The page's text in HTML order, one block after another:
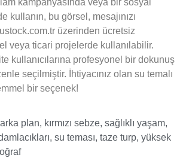
kullanın, bu görsel, mesajınızı
üzerinden ücretsiz
veya ticari projelerde kullanılabilir.
kullanıcılarına profesyonel bir dokunuş
seçilmiştir. İhtiyacınız olan su temalı
bir seçenek!
plan, kırmızı sebze, sağlıklı yaşam,
, su teması, taze turp, yüksek